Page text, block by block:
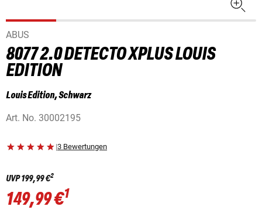
ABUS
8077 2.0 DETECTO XPLUS LOUIS
EDITION
Louis Edition, Schwarz
Art. No. 30002195
|3 Bewertungen
UVP199,99 €2
149,99 €1